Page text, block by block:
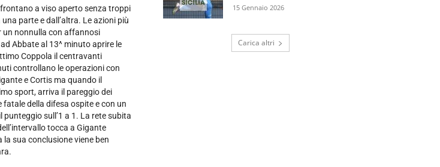
a viso aperto senza troppi
parte e dall’altra. Le azioni più
un nonnulla con affannosi
Abbate al 13^ minuto aprire le
Coppola il centravanti
controllano le operazioni con
e Cortis ma quando il
sport, arriva il pareggio dei
della difesa ospite e con un
sull’1 a 1. La rete subita
tocca a Gigante
sua conclusione viene ben
15 Gennaio 2026
Carica altri